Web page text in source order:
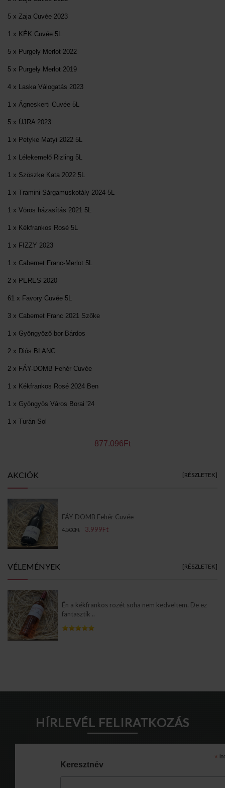
5 x Zaja Cuvée 2023
1 x KÉK Cuvée 5L
5 x Purgely Merlot 2022
5 x Purgely Merlot 2019
4 x Laska Válogatás 2023
1 x Ágneskerti Cuvée 5L
5 x ÚJRA 2023
1 x Petyke Matyi 2022 5L
1 x Lélekemelő Rizling 5L
1 x Szöszke Kata 2022 5L
1 x Tramini-Sárgamuskotály 2024 5L
1 x Vörös házasítás 2021 5L
1 x Kékfrankos Rosé 5L
1 x FIZZY 2023
1 x Cabernet Franc-Merlot 5L
2 x PERES 2020
61 x Favory Cuvée 5L
3 x Cabernet Franc 2021 Szőke
1 x Gyöngyöző bor Bárdos
2 x Diós BLANC
2 x FÁY-DOMB Fehér Cuvée
1 x Kékfrankos Rosé 2024 Ben
1 x Gyöngyös Város Borai '24
1 x Turán Sol
877.096Ft
AKCIÓK [RÉSZLETEK]
FÁY-DOMB Fehér Cuvée
4.500Ft 3.999Ft
VÉLEMÉNYEK [RÉSZLETEK]
Én a kékfrankos rozét soha nem kedveltem. De ez
fantasztik ..
HÍRLEVÉL FELIRATKOZÁS
*
Keresztnév